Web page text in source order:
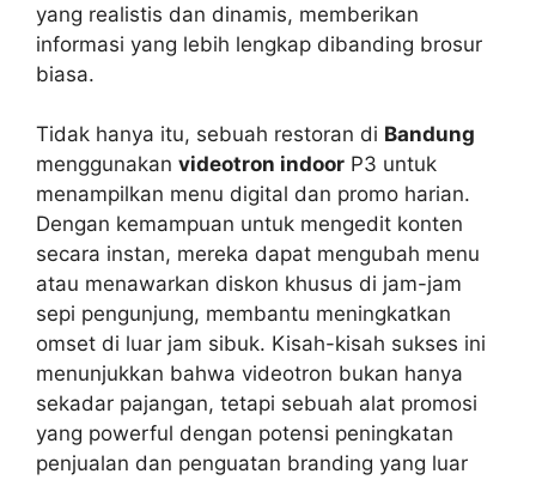
yang realistis dan dinamis, memberikan
informasi yang lebih lengkap dibanding brosur
biasa.
Tidak hanya itu, sebuah restoran di Bandung
menggunakan videotron indoor P3 untuk
menampilkan menu digital dan promo harian.
Dengan kemampuan untuk mengedit konten
secara instan, mereka dapat mengubah menu
atau menawarkan diskon khusus di jam-jam
sepi pengunjung, membantu meningkatkan
omset di luar jam sibuk. Kisah-kisah sukses ini
menunjukkan bahwa videotron bukan hanya
sekadar pajangan, tetapi sebuah alat promosi
yang powerful dengan potensi peningkatan
penjualan dan penguatan branding yang luar